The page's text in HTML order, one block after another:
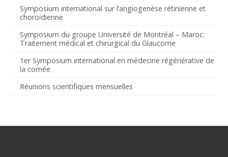
Symposium international sur l’angiogenèse rétinienne et
choroïdienne
Symposium du groupe Université de Montréal – Maroc:
Traitement médical et chirurgical du Glaucome
1er Symposium international en médecine régénérative de
la cornée
Réunions scientifiques mensuelles